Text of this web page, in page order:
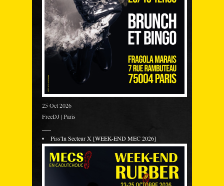
25 Oct 2026
FreeDJ | Paris
Piss'In Secteur X [WEEK-END MEC 2026]